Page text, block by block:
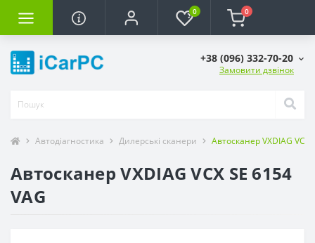
0 0
+38 (096) 332-70-20
Замовити дзвінок
Автодіагностика Дилерські сканери Автосканер VXDIAG VCX
Автосканер VXDIAG VCX SE 6154
VAG